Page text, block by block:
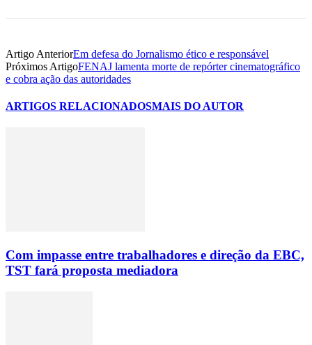
Artigo AnteriorEm defesa do Jornalismo ético e responsável
Próximos ArtigoFENAJ lamenta morte de repórter cinematográfico
e cobra ação das autoridades
ARTIGOS RELACIONADOSMAIS DO AUTOR
Com impasse entre trabalhadores e direção da EBC,
TST fará proposta mediadora